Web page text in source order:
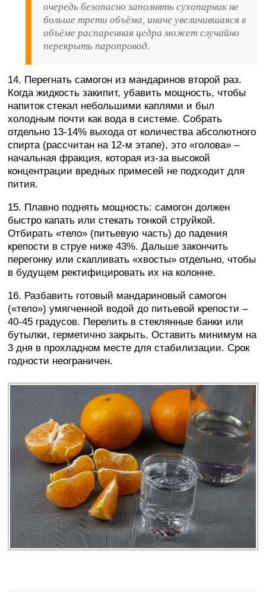
очередь безопасно заполнять сухопарник не
больше трети объёма, иначе увеличившаяся в
объёме распаренная цедра может случайно
перекрыть паропровод.
14. Перегнать самогон из мандаринов второй раз.
Когда жидкость закипит, убавить мощность, чтобы
напиток стекал небольшими каплями и был
холодным почти как вода в системе. Собрать
отдельно 13-14% выхода от количества абсолютного
спирта (рассчитан на 12-м этапе), это «голова» –
начальная фракция, которая из-за высокой
концентрации вредных примесей не подходит для
пития.
15. Плавно поднять мощность: самогон должен
быстро капать или стекать тонкой струйкой.
Отбирать «тело» (питьевую часть) до падения
крепости в струе ниже 43%. Дальше закончить
перегонку или скапливать «хвосты» отдельно, чтобы
в будущем ректифицировать их на колонне.
16. Разбавить готовый мандариновый самогон
(«тело») умягченной водой до питьевой крепости –
40-45 градусов. Перелить в стеклянные банки или
бутылки, герметично закрыть. Оставить минимум на
3 дня в прохладном месте для стабилизации. Срок
годности неограничен.